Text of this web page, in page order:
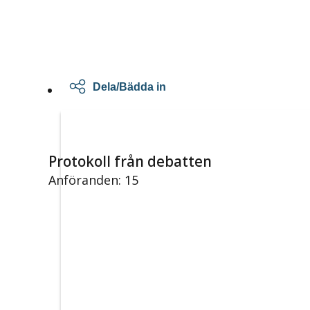
Dela/Bädda in
Protokoll från debatten
Anföranden: 15